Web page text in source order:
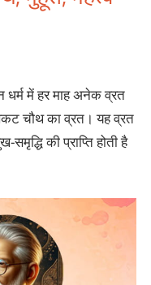
धर्म में हर माह अनेक व्रत
चौथ का व्रत। यह व्रत
की प्राप्ति होती है